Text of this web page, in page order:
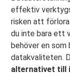
effektiv
risken att
du inte bara ett
behöver en
datakvaliteten.
alternativet till